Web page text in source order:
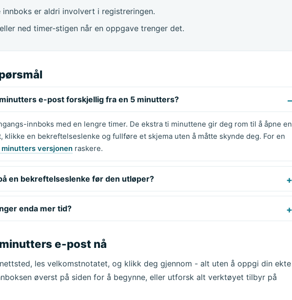
innboks er aldri involvert i registreringen.
ned timer-stigen når en oppgave trenger det.
e-post forskjellig fra en 5 minutters?
innboks med en lengre timer. De ekstra ti minuttene gir deg rom til å åpne en
klikke en bekreftelseslenke og fullføre et skjema uten å måtte skynde deg. For en
minutters versjonen raskere.
en bekreftelseslenke før den utløper?
enda mer tid?
e-post nå
les velkomstnotatet, og klikk deg gjennom - alt uten å oppgi din ekte
øverst på siden for å begynne, eller utforsk alt verktøyet tilbyr på